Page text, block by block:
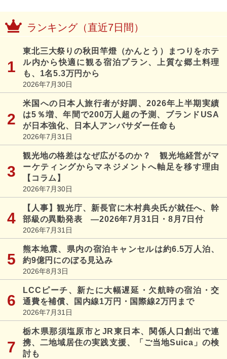
ランキング（直近7日間）
東北三大祭りの秋田竿燈（かんとう）まつりをホテ
ル内から快適に観る宿泊プラン、上質な郷土料理
も、1名5.3万円から
2026年7月30日
米国への日本人旅行者が好調、2026年上半期実績
は5％増、年間で200万人超の予測、ブランドUSA
が日本強化、日本人アンバサダー任命も
2026年7月31日
観光地の格差はなぜ広がるのか？ 観光地経営がマ
ーケティングからマネジメントへ軸足を移す理由
【コラム】
2026年7月30日
【人事】観光庁、新長官に木村典央氏が就任へ、幹
部級の異動発表 ―2026年7月31日・8月7日付
2026年7月31日
熊本地震、県内の宿泊キャンセルは約6.5万人泊、
約9億円にのぼる見込み
2026年8月3日
LCCピーチ、新たに大幅遅延・欠航時の宿泊・交
通費を補償、国内線1万円・国際線2万円まで
2026年7月31日
栃木県那須塩原市とJR東日本、関係人口創出で連
携、二地域居住の実践支援、「ご当地Suica」の検
討も